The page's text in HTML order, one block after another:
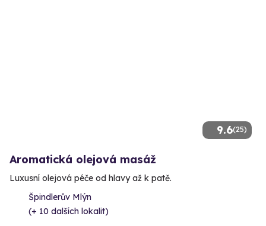
9.6(25)
Aromatická olejová masáž
Luxusní olejová péče od hlavy až k patě.
Špindlerův Mlýn
(+ 10 dalších lokalit)